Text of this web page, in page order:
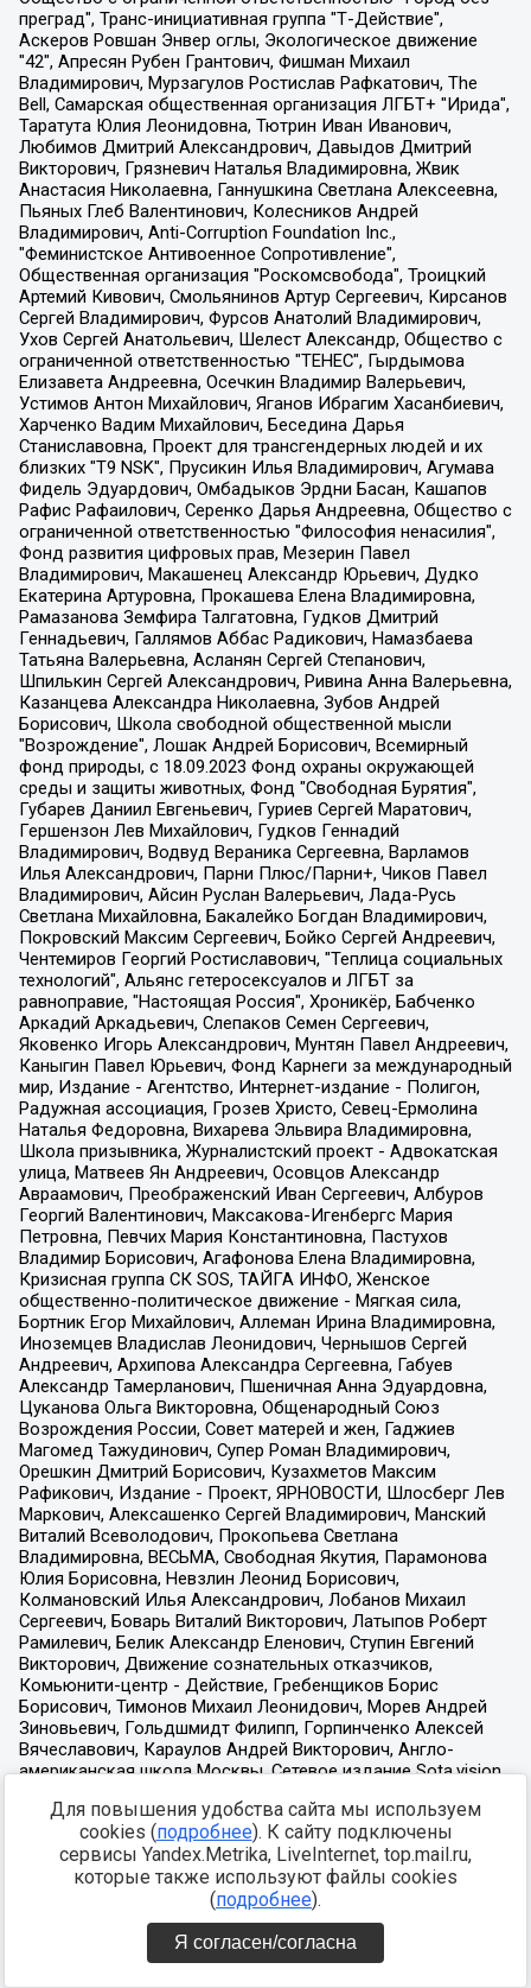
Для повышения удобства сайта мы используем
cookies (подробнее). К сайту подключены
сервисы Yandex.Metrika, LiveInternet, top.mail.ru,
которые также используют файлы cookies
(подробнее).
Я согласен/согласна